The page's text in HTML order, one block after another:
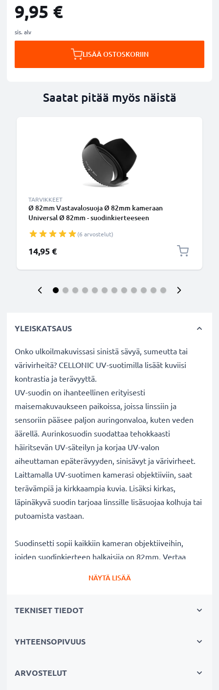
9,95 €
sis. alv
LISÄÄ OSTOSKORIIN
Saatat pitää myös näistä
TARVIKKEET
Ø 82mm Vastavalosuoja Ø 82mm kameraan
Universal Ø 82mm - suodinkierteeseen
vastavalosuoja tuotemerkiltä CELLONIC
(6 arvostelut)
14,95 €
YLEISKATSAUS
Onko ulkoilmakuvissasi sinistä sävyä, sumeutta tai
värivirheitä? CELLONIC UV-suotimilla lisäät kuviisi
kontrastia ja terävyyttä.
UV-suodin on ihanteellinen erityisesti
maisemakuvaukseen paikoissa, joissa linssiin ja
sensoriin pääsee paljon auringonvaloa, kuten veden
äärellä. Aurinkosuodin suodattaa tehokkaasti
häiritsevän UV-säteilyn ja korjaa UV-valon
aiheuttaman epäterävyyden, sinisävyt ja värivirheet.
Laittamalla UV-suotimen kamerasi objektiiviin, saat
terävämpiä ja kirkkaampia kuvia. Lisäksi kirkas,
läpinäkyvä suodin tarjoaa linssille lisäsuojaa kolhuja tai
putoamista vastaan.
Suodinsetti sopii kaikkiin kameran objektiiveihin,
joiden suodinkierteen halkaisija on 82mm. Vertaa
Parempi kuvanlaatu väreistä tai
✔ Terävämpiä ja kirkkaampia kuvia: korjaa UV-valon
NÄYTÄ LISÄÄ
TEKNISET TIEDOT
YHTEENSOPIVUUS
ARVOSTELUT